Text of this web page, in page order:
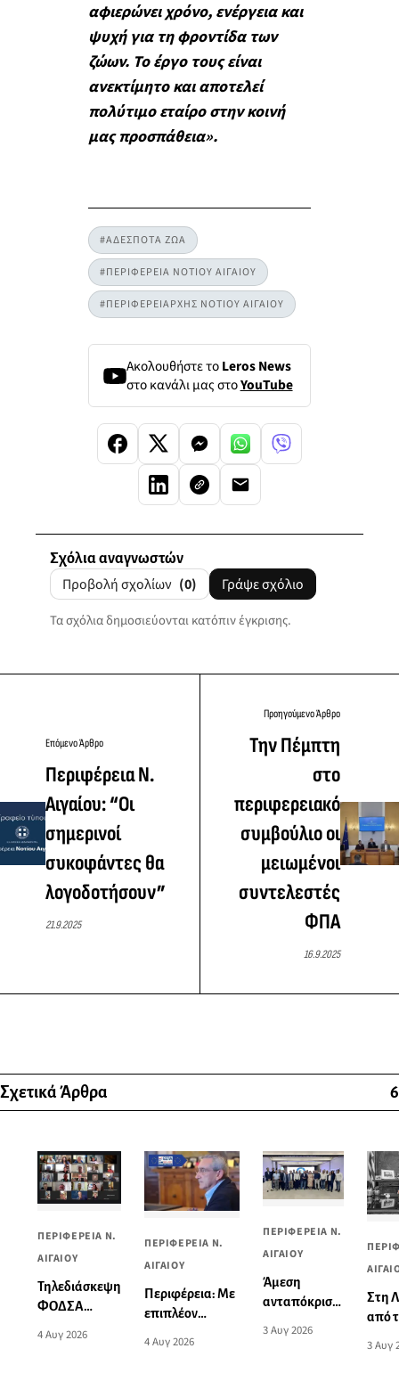
αφιερώνει χρόνο, ενέργεια και
ψυχή για τη φροντίδα των
ζώων. Το έργο τους είναι
ανεκτίμητο και αποτελεί
πολύτιμο εταίρο στην κοινή
μας προσπάθεια».
#ΑΔΕΣΠΟΤΑ ΖΩΑ
#ΠΕΡΙΦΕΡΕΙΑ ΝΟΤΙΟΥ ΑΙΓΑΙΟΥ
#ΠΕΡΙΦΕΡΕΙΑΡΧΗΣ ΝΟΤΙΟΥ ΑΙΓΑΙΟΥ
Ακολουθήστε τοLeros News
στο κανάλι μας στοYouTube
Σχόλια αναγνωστών
Προβολή σχολίων (0) Γράψε σχόλιο
Τα σχόλια δημοσιεύονται κατόπιν έγκρισης.
Επόμενο Άρθρο
Περιφέρεια Ν.
Αιγαίου: “Οι
σημερινοί
συκοφάντες θα
λογοδοτήσουν”
21.9.2025
Προηγούμενο Άρθρο
Την Πέμπτη
στο
περιφερειακό
συμβούλιο οι
μειωμένοι
συντελεστές
ΦΠΑ
16.9.2025
Σχετικά Άρθρα 6
ΠΕΡΙΦΕΡΕΙΑ Ν.
ΑΙΓΑΙΟΥ
Τηλεδιάσκεψη
ΦΟΔΣΑ
Αιγαίου:
4 Αυγ 2026
ΠΕΡΙΦΕΡΕΙΑ Ν.
ΑΙΓΑΙΟΥ
Περιφέρεια: Με
επιπλέον
ενισχύεται η
4 Αυγ 2026
ΠΕΡΙΦΕΡΕΙΑ Ν.
ΑΙΓΑΙΟΥ
Άμεση
ανταπόκριση
του ΦοΔΣΑ
3 Αυγ 2026
Στη
από
3 Αυγ